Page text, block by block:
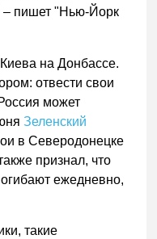
– пишет "Нью-Йорк
на Донбассе.
отвести свои
может
Зеленский
в Северодонецке
признал, что
ежедневно,
такие